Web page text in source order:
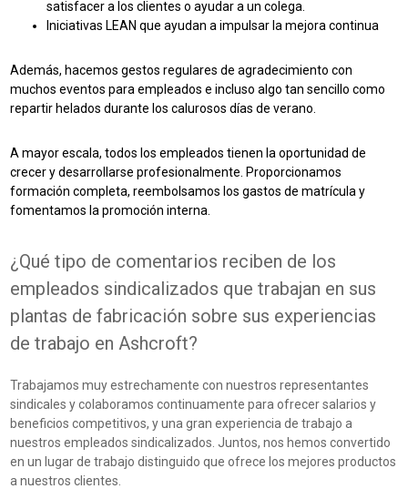
satisfacer a los clientes o ayudar a un colega.
Iniciativas LEAN que ayudan a impulsar la mejora continua
Además, hacemos gestos regulares de agradecimiento con
muchos eventos para empleados e incluso algo tan sencillo como
repartir helados durante los calurosos días de verano.
A mayor escala, todos los empleados tienen la oportunidad de
crecer y desarrollarse profesionalmente. Proporcionamos
formación completa, reembolsamos los gastos de matrícula y
fomentamos la promoción interna.
¿Qué tipo de comentarios reciben de los
empleados sindicalizados que trabajan en sus
plantas de fabricación sobre sus experiencias
de trabajo en Ashcroft?
Trabajamos muy estrechamente con nuestros representantes
sindicales y colaboramos continuamente para ofrecer salarios y
beneficios competitivos, y una gran experiencia de trabajo a
nuestros empleados sindicalizados. Juntos, nos hemos convertido
en un lugar de trabajo distinguido que ofrece los mejores productos
a nuestros clientes.